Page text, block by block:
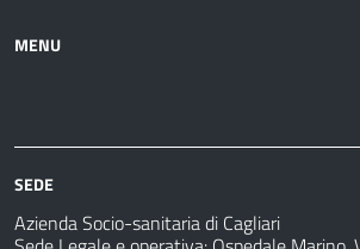
MENU
sanitarie
fare
SEDE
Azienda Socio-sanitaria di Cagliari